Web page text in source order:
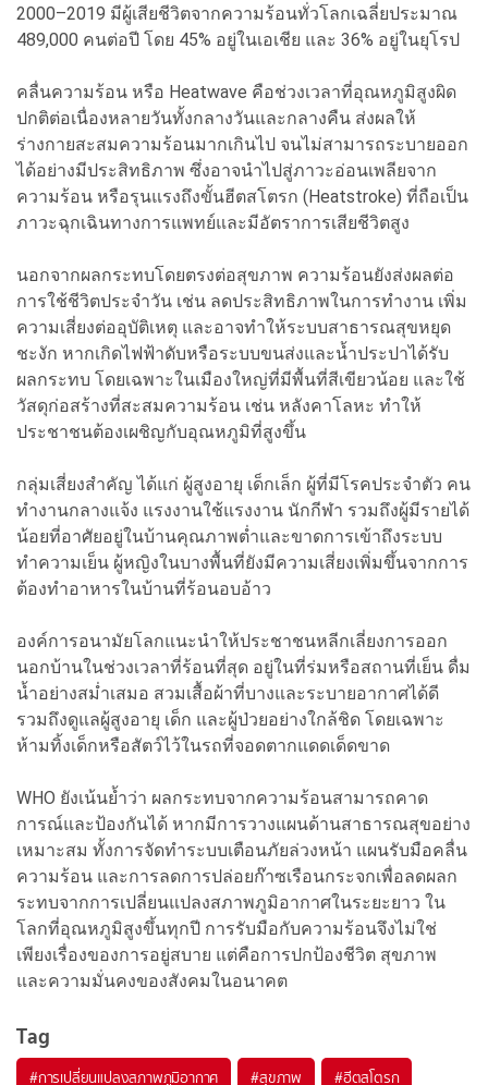
2000–2019 มีผู้เสียชีวิตจากความร้อนทั่วโลกเฉลี่ยประมาณ
489,000 คนต่อปี โดย 45% อยู่ในเอเชีย และ 36% อยู่ในยุโรป
คลื่นความร้อน หรือ Heatwave คือช่วงเวลาที่อุณหภูมิสูงผิด
ปกติต่อเนื่องหลายวันทั้งกลางวันและกลางคืน ส่งผลให้
ร่างกายสะสมความร้อนมากเกินไป จนไม่สามารถระบายออก
ได้อย่างมีประสิทธิภาพ ซึ่งอาจนำไปสู่ภาวะอ่อนเพลียจาก
ความร้อน หรือรุนแรงถึงขั้นฮีตสโตรก (Heatstroke) ที่ถือเป็น
ภาวะฉุกเฉินทางการแพทย์และมีอัตราการเสียชีวิตสูง
นอกจากผลกระทบโดยตรงต่อสุขภาพ ความร้อนยังส่งผลต่อ
การใช้ชีวิตประจำวัน เช่น ลดประสิทธิภาพในการทำงาน เพิ่ม
ความเสี่ยงต่ออุบัติเหตุ และอาจทำให้ระบบสาธารณสุขหยุด
ชะงัก หากเกิดไฟฟ้าดับหรือระบบขนส่งและน้ำประปาได้รับ
ผลกระทบ โดยเฉพาะในเมืองใหญ่ที่มีพื้นที่สีเขียวน้อย และใช้
วัสดุก่อสร้างที่สะสมความร้อน เช่น หลังคาโลหะ ทำให้
ประชาชนต้องเผชิญกับอุณหภูมิที่สูงขึ้น
กลุ่มเสี่ยงสำคัญ ได้แก่ ผู้สูงอายุ เด็กเล็ก ผู้ที่มีโรคประจำตัว คน
ทำงานกลางแจ้ง แรงงานใช้แรงงาน นักกีฬา รวมถึงผู้มีรายได้
น้อยที่อาศัยอยู่ในบ้านคุณภาพต่ำและขาดการเข้าถึงระบบ
ทำความเย็น ผู้หญิงในบางพื้นที่ยังมีความเสี่ยงเพิ่มขึ้นจากการ
ต้องทำอาหารในบ้านที่ร้อนอบอ้าว
องค์การอนามัยโลกแนะนำให้ประชาชนหลีกเลี่ยงการออก
นอกบ้านในช่วงเวลาที่ร้อนที่สุด อยู่ในที่ร่มหรือสถานที่เย็น ดื่ม
น้ำอย่างสม่ำเสมอ สวมเสื้อผ้าที่บางและระบายอากาศได้ดี
รวมถึงดูแลผู้สูงอายุ เด็ก และผู้ป่วยอย่างใกล้ชิด โดยเฉพาะ
ห้ามทิ้งเด็กหรือสัตว์ไว้ในรถที่จอดตากแดดเด็ดขาด
WHO ยังเน้นย้ำว่า ผลกระทบจากความร้อนสามารถคาด
การณ์และป้องกันได้ หากมีการวางแผนด้านสาธารณสุขอย่าง
เหมาะสม ทั้งการจัดทำระบบเตือนภัยล่วงหน้า แผนรับมือคลื่น
ความร้อน และการลดการปล่อยก๊าซเรือนกระจกเพื่อลดผลก
ระทบจากการเปลี่ยนแปลงสภาพภูมิอากาศในระยะยาว ใน
โลกที่อุณหภูมิสูงขึ้นทุกปี การรับมือกับความร้อนจึงไม่ใช่
เพียงเรื่องของการอยู่สบาย แต่คือการปกป้องชีวิต สุขภาพ
และความมั่นคงของสังคมในอนาคต
Tag
#การเปลี่ยนแปลงสภาพภูมิอากาศ #สุขภาพ #ฮีตสโตรก